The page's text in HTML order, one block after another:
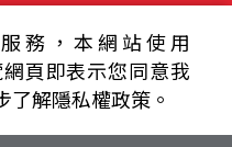
電臺 版權所有
款 隱私權條款
務，本網站使用
頁即表示您同意我
解隱私權政策。